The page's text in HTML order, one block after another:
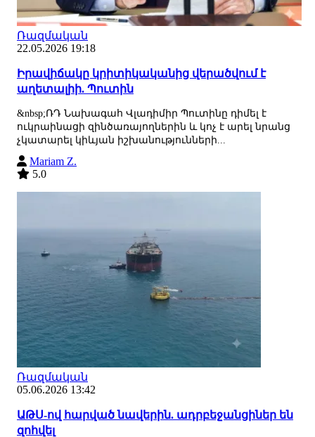
Ռազմական
22.05.2026 19:18
Իրավիճակը կրիտիկականից վերածվում է
աղետալիի. Պուտին
&nbsp;ՌԴ Նախագահ Վլադիմիր Պուտինը դիմել է
ուկրաինացի զինծառայողներին և կոչ է արել նրանց
չկատարել կիևյան իշխանությունների...
Mariam Z.
5.0
Ռազմական
05.06.2026 13:42
ԱԹՍ-ով հարված նավերին. ադրբեջանցիներ են
զոհվել